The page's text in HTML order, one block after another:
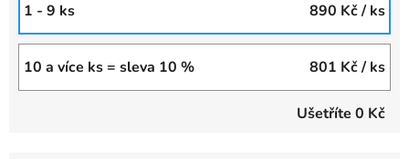
1 - 9 ks 890 Kč/ ks
10 a více ks = sleva 10 % 801 Kč/ ks
Ušetříte 0 Kč